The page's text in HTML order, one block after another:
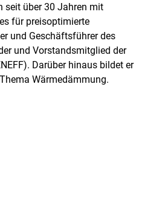
seit über 30 Jahren mit
für preisoptimierte
und Geschäftsführer des
und Vorstandsmitglied der
Darüber hinaus bildet er
Wärmedämmung.